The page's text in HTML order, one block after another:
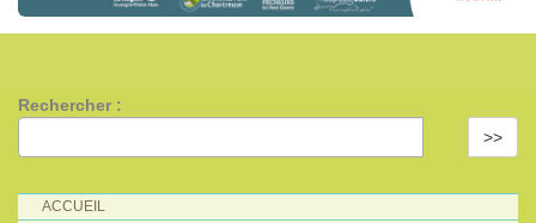
Rechercher :
>>
ACCUEIL